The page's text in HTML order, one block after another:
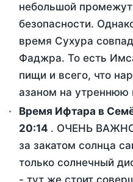
небольшой
безопасности.
время Сухура
Фаджра. То есть
пищи и всего, что
азаном на утреннюю
Время Ифтара в
20:14 . ОЧЕНЬ
за закатом солнца
только солнечный